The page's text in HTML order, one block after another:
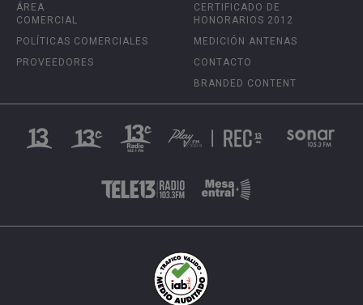
ÁREA
COMERCIAL
POLÍTICAS COMERCIALES
PROVEEDORES
CERTIFICADO DE
HONORARIOS 2012
MEDICIÓN ANTENAS
CONTACTO
BRANDED CONTENT